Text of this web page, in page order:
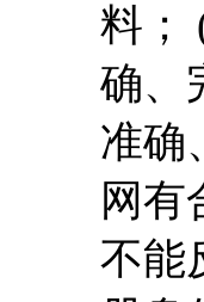
料；
确、
准确
网有
不能